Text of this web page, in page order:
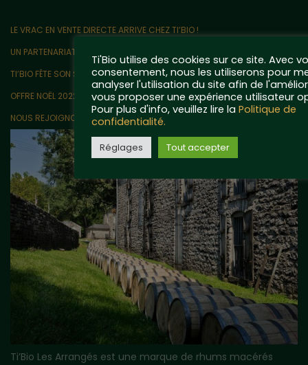
LE VRAC EN VENTE DIRECTE ARRIVE CHEZ TI’BIO !
UN PARTENARIAT ORIGINAL AVEC LES RIGOLETTES NANTAISES !
TI’BIO FÊTE SON SIXIÈME ANNIVERSAIRE !
OFFRE NOËL 2022 EXCEPTIONNELLE !
NOUS REJOIGNONS LE COLLÈGE CULINAIRE DE FRANCE !
Ti’Bio Les Arrangés est une marque de rhums macérés
Ti'Bio utilise des cookies sur ce site. Avec
consentement, nous les utiliserons pour
analyser l'utilisation du site afin de
vous proposer une expérience utilisateur
Pour plus d'info, veuillez lire la Politique de
confidentialité.
Réglages Tout accepter